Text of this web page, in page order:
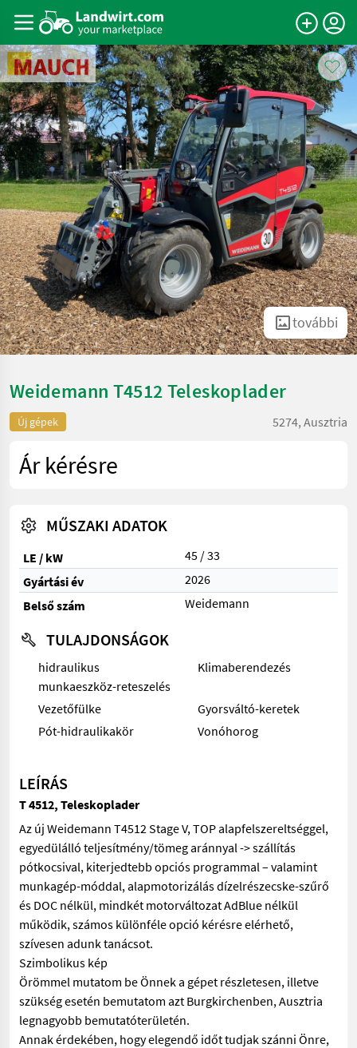
további
Weidemann T4512 Teleskoplader
Új gépek 5274, Ausztria
Ár kérésre
MŰSZAKI ADATOK
LE / kW
45 / 33
Gyártási év
2026
Belső szám
Weidemann
TULAJDONSÁGOK
hidraulikus
munkaeszköz-reteszelés
Klimaberendezés
Vezetőfülke
Gyorsváltó-keretek
Pót-hidraulikakör
Vonóhorog
LEÍRÁS
T 4512, Teleskoplader
Az új Weidemann T4512 Stage V, TOP alapfelszereltséggel,
egyedülálló teljesítmény/tömeg aránnyal -> szállítás
pótkocsival, kiterjedtebb opciós programmal – valamint
munkagép-móddal, alapmotorizálás dízelrészecske-szűrő
és DOC nélkül, mindkét motorváltozat AdBlue nélkül
működik, számos különféle opció kérésre elérhető,
szívesen adunk tanácsot.
Szimbolikus kép
Örömmel mutatom be Önnek a gépet részletesen, illetve
szükség esetén bemutatom azt Burgkirchenben, Ausztria
legnagyobb bemutatóterületén.
Annak érdekében, hogy elegendő időt tudjak szánni Önre,